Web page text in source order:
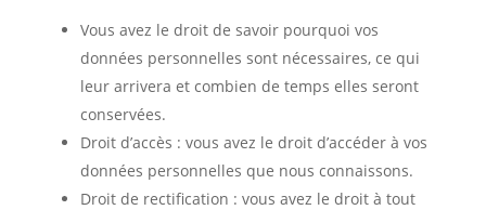
Vous avez le droit de savoir pourquoi vos
données personnelles sont nécessaires, ce qui
leur arrivera et combien de temps elles seront
conservées.
Droit d’accès : vous avez le droit d’accéder à vos
données personnelles que nous connaissons.
Droit de rectification : vous avez le droit à tout